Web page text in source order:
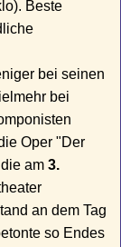
Beste
bei seinen
bei
Oper "Der
die am3.
an dem Tag
so Endes